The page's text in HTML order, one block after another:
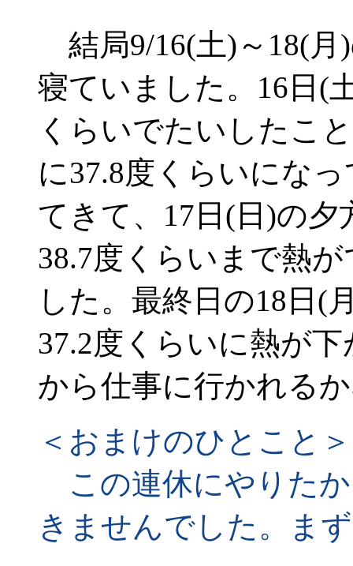
結局9/16(土)～18(月
寝ていました。16日(
くらいでたいしたこ
に37.8度くらいにな
てきて、17日(日)の
38.7度くらいまで熱
した。最終日の18日(
37.2度くらいに熱が
から仕事に行かれる
＜おまけのひとこと＞
この連休にやりた
きませんでした。ま